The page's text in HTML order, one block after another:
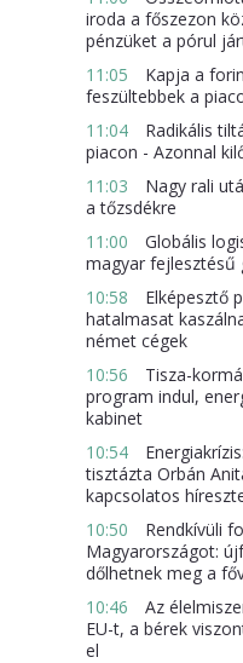
iroda a főszezon
pénzüket a pórul
11:05
Kapja a
feszültebbek a
11:04
Radikális
piacon - Azonnal
11:03
Nagy rali
a tőzsdékre
11:00
Globális
magyar fejlesztésű
10:58
Elképesztő
hatalmasat
német cégek
10:56
Tisza-
program indul,
kabinet
10:54
tisztázta Orbán
kapcsolatos
10:50
Rendkívüli
Magyarországot:
dőlhetnek meg a
10:46
Az
EU-t, a bérek
el